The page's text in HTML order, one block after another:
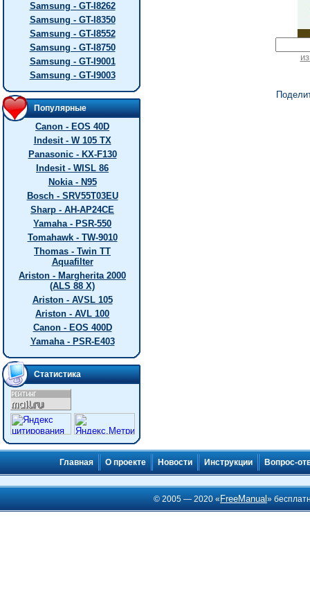
Samsung - GT-I8262
Samsung - GT-I8350
Samsung - GT-I8552
Samsung - GT-I8750
Samsung - GT-I9001
Samsung - GT-I9003
Популярные
Canon - EOS 40D
Indesit - W 105 TX
Panasonic - KX-F130
Indesit - WISL 86
Nokia - N95
Bosch - SRV55T03EU
Sharp - AH-AP24CE
Yamaha - PSR-550
Tomahawk - TW-9010
Thomas - Twin TT
Aquafilter
Ariston - Margherita 2000
(ALS 88 X)
Ariston - AVSL 105
Ariston - AVL 100
Canon - EOS 400D
Yamaha - PSR-E403
Статистика
Главная О проекте Новости Инструкции Вопрос-
© 2005 — 2020 « FreeManual»